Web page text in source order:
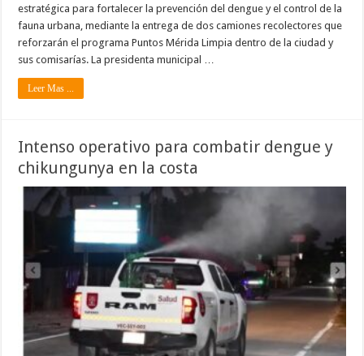
estratégica para fortalecer la prevención del dengue y el control de la
fauna urbana, mediante la entrega de dos camiones recolectores que
reforzarán el programa Puntos Mérida Limpia dentro de la ciudad y
sus comisarías. La presidenta municipal …
Leer Mas ...
Intenso operativo para combatir dengue y
chikungunya en la costa